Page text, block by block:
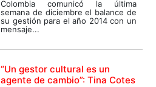
Colombia comunicó la última
semana de diciembre el balance de
su gestión para el año 2014 con un
mensaje...
“Un gestor cultural es un
agente de cambio”: Tina Cotes